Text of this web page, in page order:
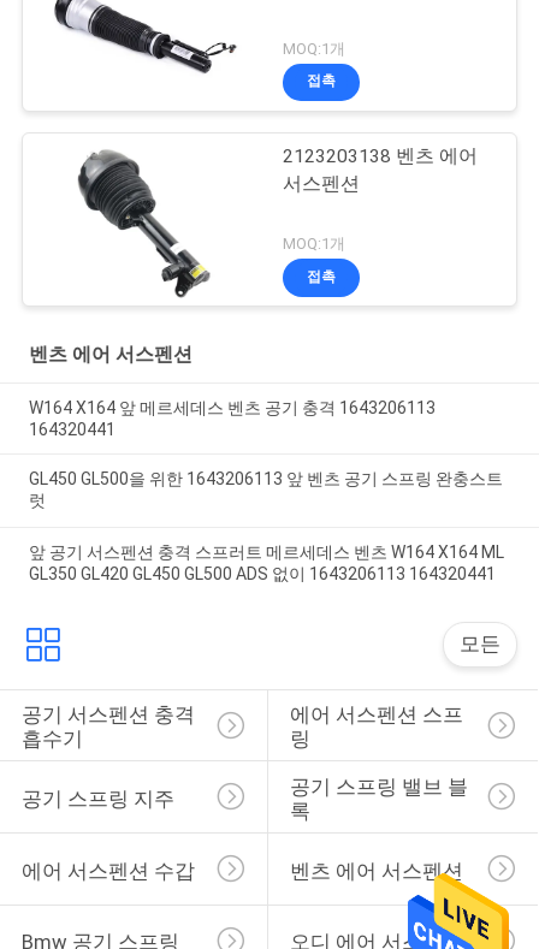
MOQ:1개
접촉
2123203138 벤츠 에어
서스펜션
MOQ:1개
접촉
벤츠 에어 서스펜션
W164 X164 앞 메르세데스 벤츠 공기 충격 1643206113
164320441
GL450 GL500을 위한 1643206113 앞 벤츠 공기 스프링 완충스트
럿
앞 공기 서스펜션 충격 스프러트 메르세데스 벤츠 W164 X164 ML
GL350 GL420 GL450 GL500 ADS 없이 1643206113 164320441
모든
공기 서스펜션 충격
흡수기
에어 서스펜션 스프
링
공기 스프링 지주
공기 스프링 밸브 블
록
에어 서스펜션 수갑 벤츠 에어 서스펜션
Bmw 공기 스프링 오디 에어 서스펜션